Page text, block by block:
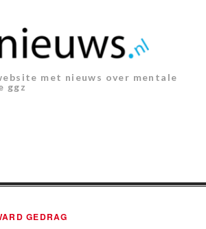
met nieuws over mentale
ggz
GEDRAG